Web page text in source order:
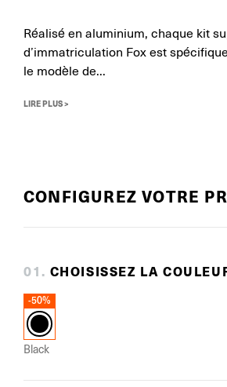
Réalisé en aluminium, chaque kit
d’immatriculation Fox est
le modèle de...
LIRE PLUS >
CONFIGUREZ VOTRE
01 . CHOISISSEZ LA
-50%
Black